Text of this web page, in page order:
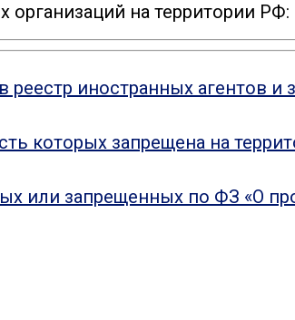
организаций на территории РФ:
реестр иностранных агентов
которых запрещена на
или запрещенных по ФЗ «О